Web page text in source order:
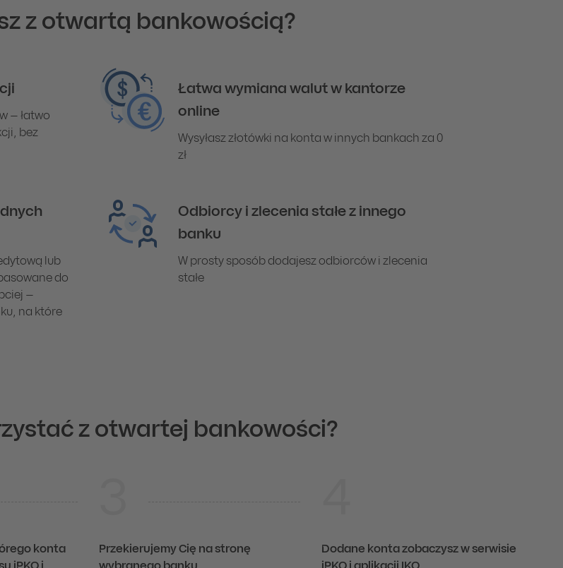
z otwartą bankowością?
– łatwo
bez
Łatwa wymiana walut w kantorze
online
Wysyłasz złotówki na konta w innych bankach za 0
zł
lub
do
–
na które
Odbiorcy i zlecenia stałe z innego
banku
W prosty sposób dodajesz odbiorców i zlecenia
stałe
z otwartej bankowości?
konta
Przekierujemy Cię na stronę
Dodane konta zobaczysz w serwisie